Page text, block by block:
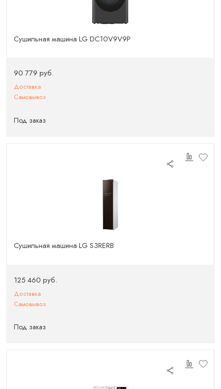
Сушильная машина LG DC10V9V9P
90 779 руб.
Доставка
Самовывоз
Под заказ
Сушильная машина LG S3RERB
125 460 руб.
Доставка
Самовывоз
Под заказ